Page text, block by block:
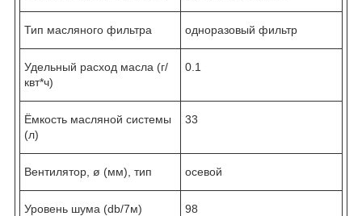
Тип масляного фильтра одноразовый фильтр
Удельный расход масла (г/
квт*ч)
0.1
Ёмкость масляной системы
(л)
33
Вентилятор, ø (мм), тип осевой
Уровень шума (db/7м) 98